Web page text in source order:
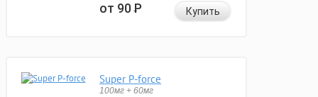
от 90Р Купить
Super P-force
100мг + 60мг